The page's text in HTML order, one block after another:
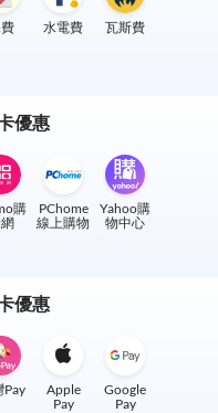
水電費 瓦斯費
優惠
購
PChome
線上購物
Yahoo購
物中心
優惠
Pay
Apple
Pay
Google
Pay